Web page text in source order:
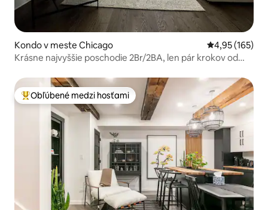
Kondo v meste Chicago Priemerné
4,95 (165)
Krásne najvyššie poschodie 2Br/2BA, len pár krokov od
Najobľúbenejšie medzi hosťami
Obľúbené medzi hosťami